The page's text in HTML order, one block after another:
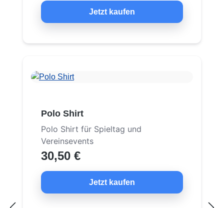
Jetzt kaufen
Polo Shirt
Polo Shirt für Spieltag und
Vereinsevents
30,50 €
Jetzt kaufen